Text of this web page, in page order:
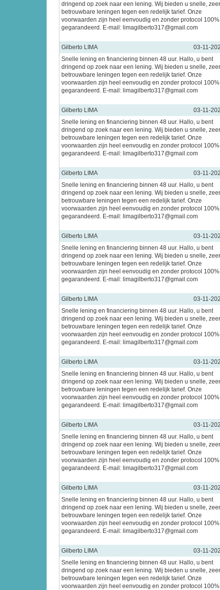
dringend op zoek naar een lening. Wij bieden u snelle, zeer
betrouwbare leningen tegen een redelijk tarief. Onze
voorwaarden zijn heel eenvoudig en zonder protocol 100%
gegarandeerd. E-mail: limagilberto317@gmail.com
Gilberto LIMA
03-11-
Snelle lening en financiering binnen 48 uur. Hallo, u bent
dringend op zoek naar een lening. Wij bieden u snelle, zeer
betrouwbare leningen tegen een redelijk tarief. Onze
voorwaarden zijn heel eenvoudig en zonder protocol 100%
gegarandeerd. E-mail: limagilberto317@gmail.com
Gilberto LIMA
03-11-
Snelle lening en financiering binnen 48 uur. Hallo, u bent
dringend op zoek naar een lening. Wij bieden u snelle, zeer
betrouwbare leningen tegen een redelijk tarief. Onze
voorwaarden zijn heel eenvoudig en zonder protocol 100%
gegarandeerd. E-mail: limagilberto317@gmail.com
Gilberto LIMA
03-11-
Snelle lening en financiering binnen 48 uur. Hallo, u bent
dringend op zoek naar een lening. Wij bieden u snelle, zeer
betrouwbare leningen tegen een redelijk tarief. Onze
voorwaarden zijn heel eenvoudig en zonder protocol 100%
gegarandeerd. E-mail: limagilberto317@gmail.com
Gilberto LIMA
03-11-
Snelle lening en financiering binnen 48 uur. Hallo, u bent
dringend op zoek naar een lening. Wij bieden u snelle, zeer
betrouwbare leningen tegen een redelijk tarief. Onze
voorwaarden zijn heel eenvoudig en zonder protocol 100%
gegarandeerd. E-mail: limagilberto317@gmail.com
Gilberto LIMA
03-11-
Snelle lening en financiering binnen 48 uur. Hallo, u bent
dringend op zoek naar een lening. Wij bieden u snelle, zeer
betrouwbare leningen tegen een redelijk tarief. Onze
voorwaarden zijn heel eenvoudig en zonder protocol 100%
gegarandeerd. E-mail: limagilberto317@gmail.com
Gilberto LIMA
03-11-
Snelle lening en financiering binnen 48 uur. Hallo, u bent
dringend op zoek naar een lening. Wij bieden u snelle, zeer
betrouwbare leningen tegen een redelijk tarief. Onze
voorwaarden zijn heel eenvoudig en zonder protocol 100%
gegarandeerd. E-mail: limagilberto317@gmail.com
Gilberto LIMA
03-11-
Snelle lening en financiering binnen 48 uur. Hallo, u bent
dringend op zoek naar een lening. Wij bieden u snelle, zeer
betrouwbare leningen tegen een redelijk tarief. Onze
voorwaarden zijn heel eenvoudig en zonder protocol 100%
gegarandeerd. E-mail: limagilberto317@gmail.com
Gilberto LIMA
03-11-
Snelle lening en financiering binnen 48 uur. Hallo, u bent
dringend op zoek naar een lening. Wij bieden u snelle, zeer
betrouwbare leningen tegen een redelijk tarief. Onze
voorwaarden zijn heel eenvoudig en zonder protocol 100%
gegarandeerd. E-mail: limagilberto317@gmail.com
Gilberto LIMA
03-11-
Snelle lening en financiering binnen 48 uur. Hallo, u bent
dringend op zoek naar een lening. Wij bieden u snelle, zeer
betrouwbare leningen tegen een redelijk tarief. Onze
voorwaarden zijn heel eenvoudig en zonder protocol 100%